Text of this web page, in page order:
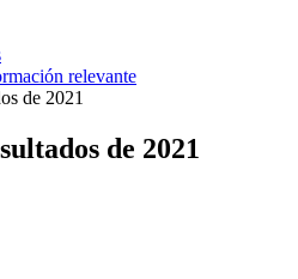
relevante
de 2021
de 2021